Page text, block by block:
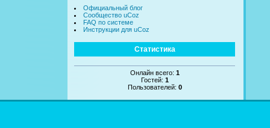
Официальный блог
Сообщество uCoz
FAQ по системе
Инструкции для uCoz
Статистика
Онлайн всего: 1
Гостей: 1
Пользователей: 0